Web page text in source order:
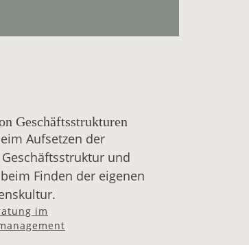
Geschäftsstrukturen
Aufsetzen der
und
Finden der eigenen
im